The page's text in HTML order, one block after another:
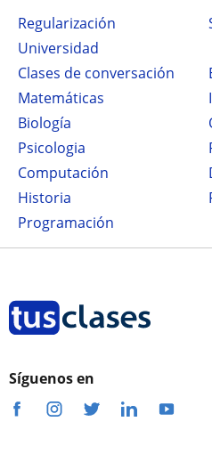
Regularización
Universidad
Clases de conversación
Matemáticas
Biología
Psicologia
Computación
Historia
Programación
Síguenos en